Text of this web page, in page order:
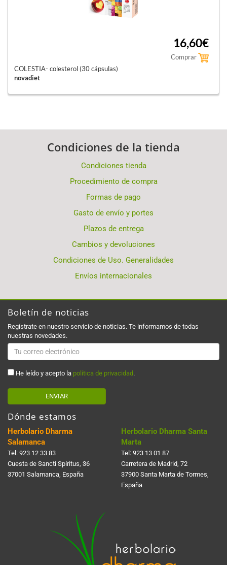
16,60€
Comprar
COLESTIA- colesterol (30 cápsulas)
novadiet
Condiciones de la tienda
Condiciones tienda
Procedimiento de compra
Formas de pago
Gasto de envío y portes
Plazos de entrega
Cambios y devoluciones
Condiciones de Uso. Generalidades
Envíos internacionales
Boletín de noticias
Regístrate en nuestro servicio de noticias. Te informamos de todas
nuestras novedades.
He leído y acepto la política de privacidad .
ENVIAR
Dónde estamos
Herbolario Dharma
Salamanca
Tel: 923 12 33 83
Cuesta de Sancti Spí­ritus, 36
37001 Salamanca, España
Herbolario Dharma Santa
Marta
Tel: 923 13 01 87
Carretera de Madrid, 72
37900 Santa Marta de Tormes,
España